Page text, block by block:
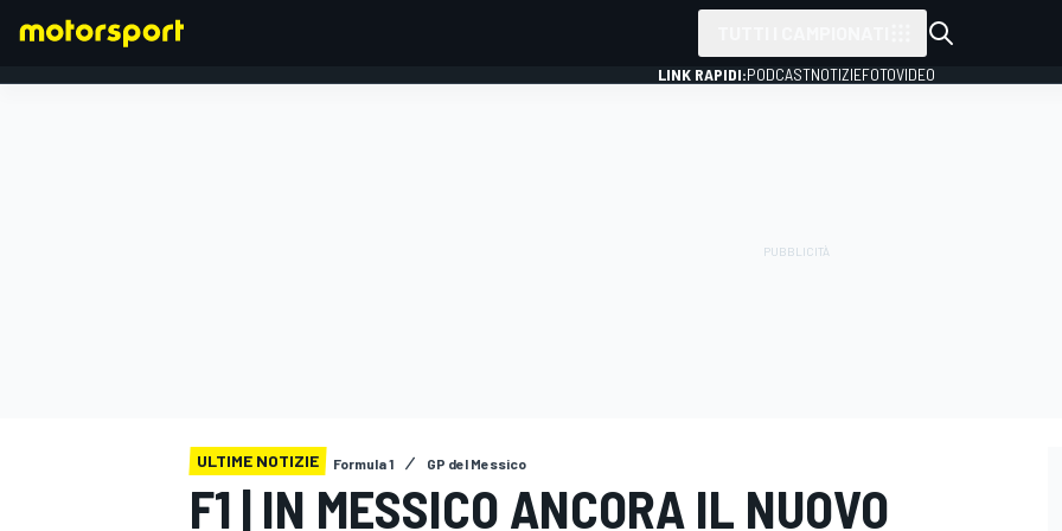
LINK RAPIDI:PODCASTNOTIZIEFOTOVIDEO
ULTIME NOTIZIE Formula 1 GP del Messico
F1 | IN MESSICO ANCORA IL NUOVO